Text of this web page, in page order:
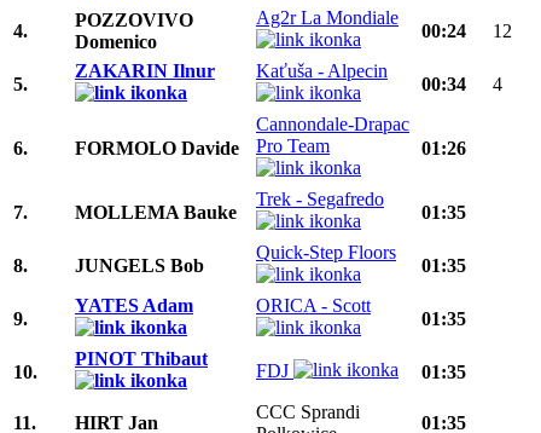
4.
POZZOVIVO
Domenico
Ag2r La Mondiale
00:24 12
5.
ZAKARIN Ilnur Kaťuša - Alpecin
00:34 4
6. FORMOLO Davide
Cannondale-Drapac
Pro Team
01:26
7. MOLLEMA Bauke
Trek - Segafredo
01:35
8. JUNGELS Bob
Quick-Step Floors
01:35
9.
YATES Adam ORICA - Scott
01:35
10.
PINOT Thibaut
FDJ 01:35
11. HIRT Jan
CCC Sprandi
01:35